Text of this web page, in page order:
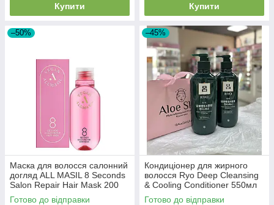
Купити Купити
–50%
Маска для волосся салонний
догляд ALL MASIL 8 Seconds
Salon Repair Hair Mask 200
мл 2026/07/21
Готово до відправки
–45%
Кондиціонер для жирного
волосся Ryo Deep Cleansing
& Cooling Conditioner 550мл
Готово до відправки